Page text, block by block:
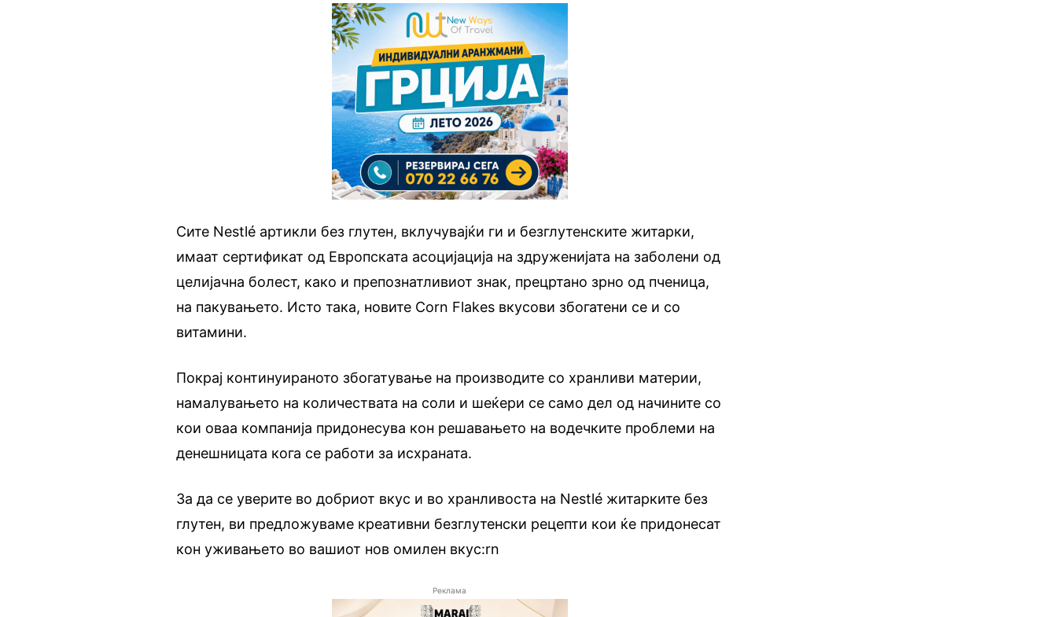
Сите Nestlé aртикли без глутен, вклучувајќи ги и безглутенските житарки,
имаат сертификат од Европската асоцијација на здруженијата на заболени од
целијачна болест, како и препознатливиот знак, прецртано зрно од пченица,
на пакувањето. Исто така, новите Corn Flakes вкусови збогатени се и со
витамини.
Покрај континуираното збогатување на производите со хранливи материи,
намалувањето на количествата на соли и шеќери се само дел од начините со
кои оваа компанија придонесува кон решавањето на водечките проблеми на
денешницата кога се работи за исхраната.
За да се уверите во добриот вкус и во хранливоста на Nestlé житарките без
глутен, ви предложуваме креативни безглутенски рецепти кои ќе придонесат
кон уживањето во вашиот нов омилен вкус:rn
Реклама